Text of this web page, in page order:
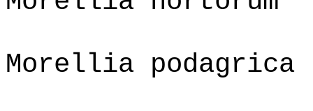
Morellia podagrica